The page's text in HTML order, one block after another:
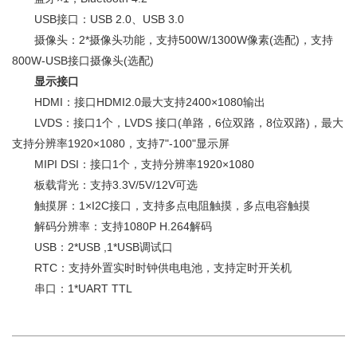
USB接口：USB 2.0、USB 3.0
摄像头：2*摄像头功能，支持500W/1300W像素(选配)，支持
800W-USB接口摄像头(选配)
显示接口
HDMI：接口HDMI2.0最大支持2400×1080输出
LVDS：接口1个，LVDS 接口(单路，6位双路，8位双路)，最大
支持分辨率1920×1080，支持7"-100"显示屏
MIPI DSI：接口1个，支持分辨率1920×1080
板载背光：支持3.3V/5V/12V可选
触摸屏：1×I2C接口，支持多点电阻触摸，多点电容触摸
解码分辨率：支持1080P H.264解码
USB：2*USB ,1*USB调试口
RTC：支持外置实时时钟供电电池，支持定时开关机
串口：1*UART TTL